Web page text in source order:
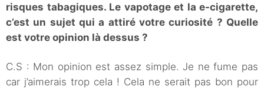
risques tabagiques. Le vapotage et la e-cigarette,
c’est un sujet qui a attiré votre curiosité ? Quelle
est votre opinion là dessus ?
C.S : Mon opinion est assez simple. Je ne fume pas
car j’aimerais trop cela ! Cela ne serait pas bon pour